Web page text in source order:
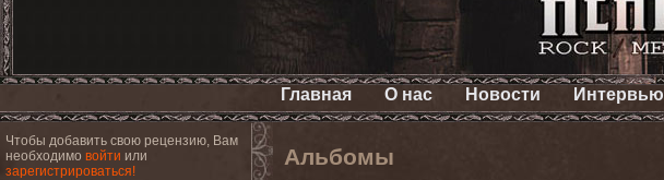
Главная О нас Новости Интервью
Чтобы добавить свою рецензию, Вам
необходимо войти или
зарегистрироваться!
Альбомы